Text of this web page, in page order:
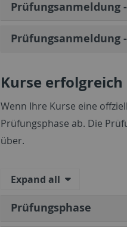
Prüfungsanmeldung
Prüfungsanmeldung
Kurse
Wenn Ihre Kurse eine
Prüfungsphase ab. Die
über.
Expand all
Prüfungsphase